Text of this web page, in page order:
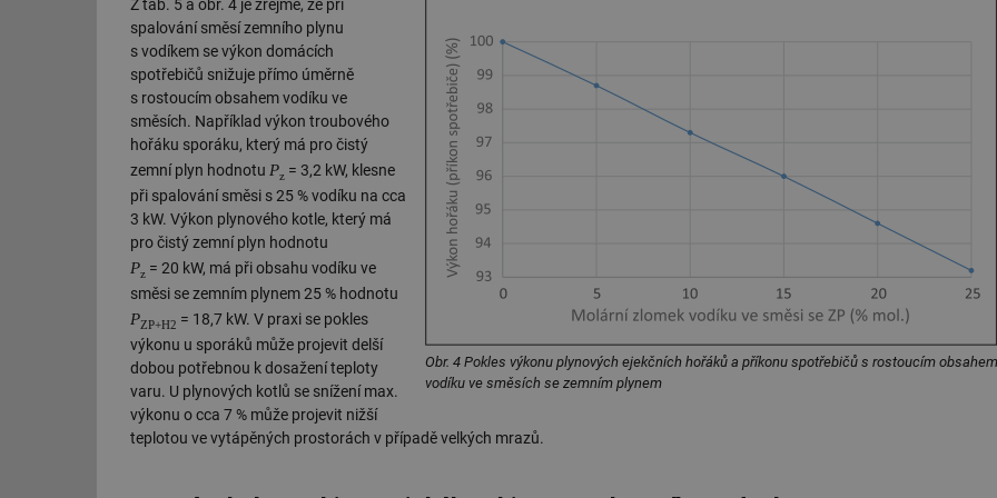
Obr. 4 Pokles výkonu plynových ejekčních hořáků a příkonu spotřebičů s rostoucím obsahem
vodíku ve směsích se zemním plynem
Z tab. 5 a obr. 4 je zřejmé, že při
spalování směsí zemního plynu
s vodíkem se výkon domácích
spotřebičů snižuje přímo úměrně
s rostoucím obsahem vodíku ve
směsích. Například výkon troubového
hořáku sporáku, který má pro čistý
zemní plyn hodnotu Pz = 3,2 kW, klesne
při spalování směsi s 25 % vodíku na cca
3 kW. Výkon plynového kotle, který má
pro čistý zemní plyn hodnotu
Pz = 20 kW, má při obsahu vodíku ve
směsi se zemním plynem 25 % hodnotu
PZP+H2 = 18,7 kW. V praxi se pokles
výkonu u sporáků může projevit delší
dobou potřebnou k dosažení teploty
varu. U plynových kotlů se snížení max.
výkonu o cca 7 % může projevit nižší
teplotou ve vytápěných prostorách v případě velkých mrazů.
_hjIncludedInSessionSample
Hotjar Ltd
vetrani.tzb-
10 let
id Tento soubor cookie se používá k
Tento soubor cookie se používá k
_hjIncludedInSessionSample
Hotjar Ltd
oze.tzb-info.cz
1 minuta
59 sekund
Tento soubor cookie je nastaven tak,
o tom, zda je tento návštěvník zahrnut
definovaného denním limitem relace
_dc_gtm_UA-5901706-1
.tzb-info.cz 58 sekund
Tento soubor cookie je přidružen k
Správce značek Google k načtení dalších
stránku. Pokud je použit, lze jej
id